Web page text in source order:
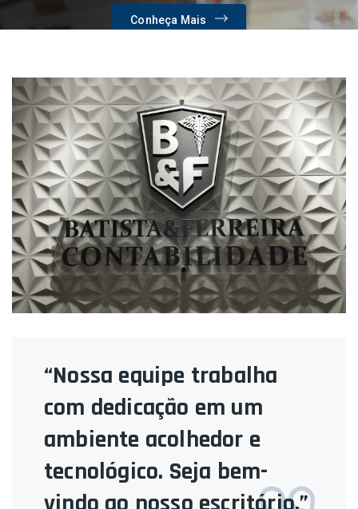
Conheça Mais
“Nossa equipe trabalha
com dedicação em um
ambiente acolhedor e
tecnológico. Seja bem-